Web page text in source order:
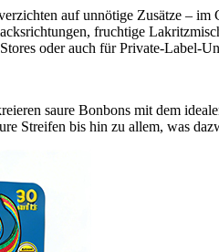
auf unnötige Zusätze –
fruchtige
oder auch für Private-Label-
saure Bonbons mit dem
Streifen bis hin zu allem, was